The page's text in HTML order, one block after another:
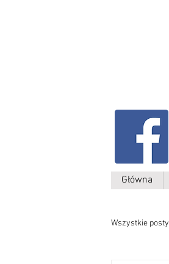
Główna
Wszystkie posty